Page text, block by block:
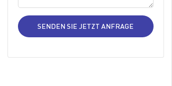
SENDEN SIE JETZT ANFRAGE